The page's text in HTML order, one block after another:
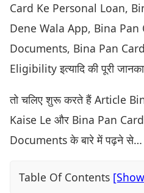
Card Ke Personal Loan,
Dene Wala App, Bina Pan
Documents, Bina Pan
Eligibility इत्यादि की पूरी
तो चलिए शुरू करते हैं Article
Kaise Le और Bina Pan
Documents के बारे में पढ़ने से…
Table Of Contents